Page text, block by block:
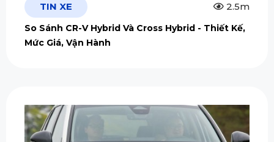
TIN XE 2.5m
So Sánh CR-V Hybrid Và Cross Hybrid - Thiết Kế,
Mức Giá, Vận Hành